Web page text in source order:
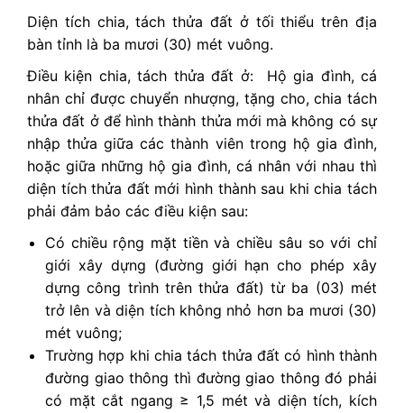
Diện tích chia, tách thửa đất ở tối thiểu trên địa
bàn tỉnh là ba mươi (30) mét vuông.
Điều kiện chia, tách thửa đất ở: Hộ gia đình, cá
nhân chỉ được chuyển nhượng, tặng cho, chia tách
thửa đất ở để hình thành thửa mới mà không có sự
nhập thửa giữa các thành viên trong hộ gia đình,
hoặc giữa những hộ gia đình, cá nhân với nhau thì
diện tích thửa đất mới hình thành sau khi chia tách
phải đảm bảo các điều kiện sau:
Có chiều rộng mặt tiền và chiều sâu so với chỉ
giới xây dựng (đường giới hạn cho phép xây
dựng công trình trên thửa đất) từ ba (03) mét
trở lên và diện tích không nhỏ hơn ba mươi (30)
mét vuông;
Trường hợp khi chia tách thửa đất có hình thành
đường giao thông thì đường giao thông đó phải
có mặt cắt ngang ≥ 1,5 mét và diện tích, kích